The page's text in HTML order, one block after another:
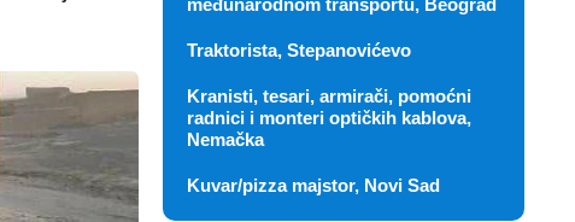
međunarodnom transportu, Beograd
Traktorista, Stepanovićevo
Kranisti, tesari, armirači, pomoćni
radnici i monteri optičkih kablova,
Nemačka
Kuvar/pizza majstor, Novi Sad